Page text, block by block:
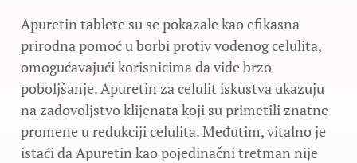
Apuretin tablete su se pokazale kao efikasna
prirodna pomoć u borbi protiv vodenog celulita,
omogućavajući korisnicima da vide brzo
poboljšanje. Apuretin za celulit iskustva ukazuju
na zadovoljstvo klijenata koji su primetili znatne
promene u redukciji celulita. Međutim, vitalno je
istaći da Apuretin kao pojedinačni tretman nije